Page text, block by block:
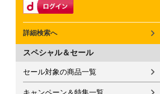
詳細検索へ
スペシャル＆セール
セール対象の商品一覧
キャンペーン＆特集一覧